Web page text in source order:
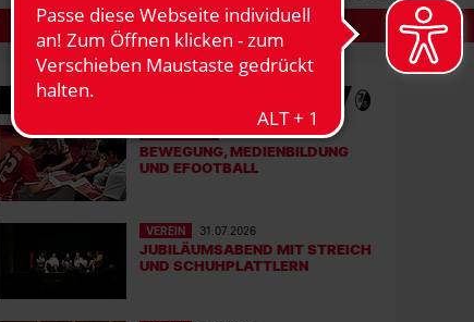
EFOOTBALL 06.08.2026
BEWEGUNG, MEDIENBILDUNG
UND EFOOTBALL
VEREIN 31.07.2026
JUBILÄUMSABEND MIT STREICH
UND SCHUHPLATTLERN